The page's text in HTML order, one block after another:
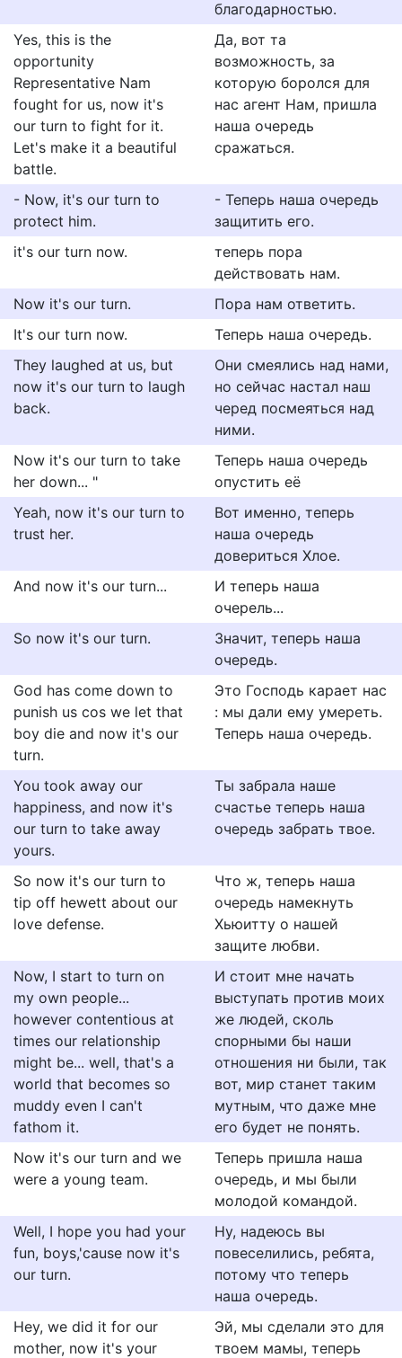
благодарностью.
Yes, this is the
opportunity
Representative Nam
fought for us, now it's
our turn to fight for it.
Let's make it a beautiful
battle.
Да, вот та
возможность, за
которую боролся для
нас агент Нам, пришла
наша очередь
сражаться.
- Now, it's our turn to
protect him.
- Теперь наша очередь
защитить его.
it's our turn now.
теперь пора
действовать нам.
Now it's our turn.
Пора нам ответить.
It's our turn now.
Теперь наша очередь.
They laughed at us, but
now it's our turn to laugh
back.
Они смеялись над нами,
но сейчас настал наш
черед посмеяться над
ними.
Now it's our turn to take
her down... "
Теперь наша очередь
опустить её
Yeah, now it's our turn to
trust her.
Вот именно, теперь
наша очередь
довериться Хлое.
And now it's our turn...
И теперь наша
очерель...
So now it's our turn.
Значит, теперь наша
очередь.
God has come down to
punish us cos we let that
boy die and now it's our
turn.
Это Господь карает нас
: мы дали ему умереть.
Теперь наша очередь.
You took away our
happiness, and now it's
our turn to take away
yours.
Ты забрала наше
счастье теперь наша
очередь забрать твое.
So now it's our turn to
tip off hewett about our
love defense.
Что ж, теперь наша
очередь намекнуть
Хьюитту о нашей
защите любви.
Now, I start to turn on
my own people...
however contentious at
times our relationship
might be... well, that's a
world that becomes so
muddy even I can't
fathom it.
И стоит мне начать
выступать против моих
же людей, сколь
спорными бы наши
отношения ни были, так
вот, мир станет таким
мутным, что даже мне
его будет не понять.
Now it's our turn and we
were a young team.
Теперь пришла наша
очередь, и мы были
молодой командой.
Well, I hope you had your
fun, boys,'cause now it's
our turn.
Ну, надеюсь вы
повеселились, ребята,
потому что теперь
наша очередь.
Hey, we did it for our
mother, now it's your
Эй, мы сделали это для
твоем мамы, теперь